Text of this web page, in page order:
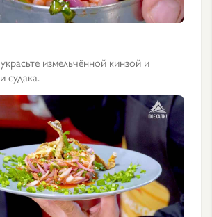
измельчённой кинзой и
судака.